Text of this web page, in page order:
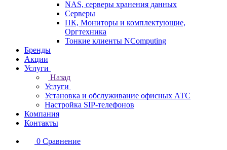
NAS, серверы хранения данных
Серверы
ПК, Мониторы и комплектующие,
Оргтехника
Тонкие клиенты NComputing
Бренды
Акции
Услуги
Назад
Услуги
Установка и обслуживание офисных АТС
Настройка SIP-телефонов
Компания
Контакты
0 Сравнение